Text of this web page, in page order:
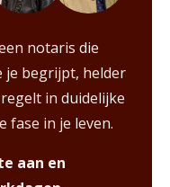
notaris die
je begrijpt, helder
in duidelijke
fase in je leven.
aan en